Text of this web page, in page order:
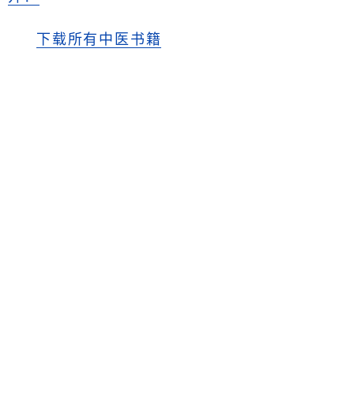
下载所有中医书籍